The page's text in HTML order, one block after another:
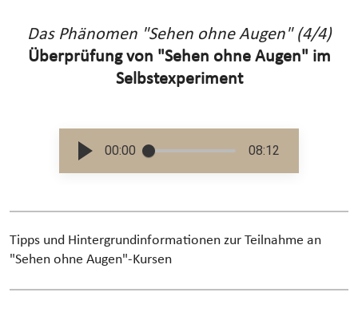
Das Phänomen "Sehen ohne Augen" (4/4)
Überprüfung von "Sehen ohne Augen" im
Selbstexperiment
00:00 08:12
Tipps und Hintergrundinformationen zur Teilnahme an
"Sehen ohne Augen"-Kursen